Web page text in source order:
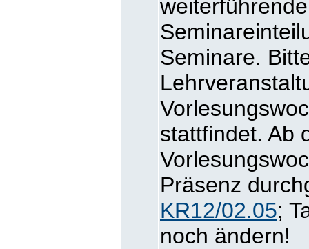
Seminare.
stattfindet. Ab
Präsenz
KR12/02.05;
noch ändern!